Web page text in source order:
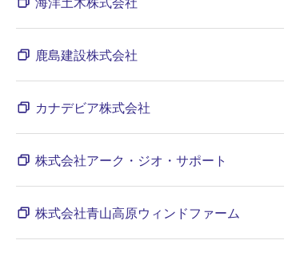
鹿島建設株式会社
カナデビア株式会社
株式会社アーク・ジオ・サポート
株式会社青山高原ウィンドファーム